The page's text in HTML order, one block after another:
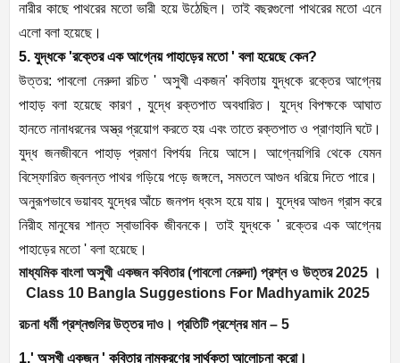
নারীর কাছে পাথরের মতো ভারী হয়ে উঠেছিল। তাই বছরগুলো পাথরের মতো এনে
এলো বলা হয়েছে।
5. যুদ্ধকে 'রক্তের এক আগ্নেয় পাহাড়ের মতো ' বলা হয়েছে কেন?
উত্তর: পাবলো নেরুদা রচিত ' অসুখী একজন' কবিতায় যুদ্ধকে রক্তের আগ্নেয়
পাহাড় বলা হয়েছে কারণ , যুদ্ধে রক্তপাত অবধারিত। যুদ্ধে বিপক্ষকে আঘাত
হানতে নানাধরনের অস্ত্র প্রয়োগ করতে হয় এবং তাতে রক্তপাত ও প্রাণহানি ঘটে।
যুদ্ধ জনজীবনে পাহাড় প্রমাণ বিপর্যয় নিয়ে আসে। আগ্নেয়গিরি থেকে যেমন
বিস্ফোরিত জ্বলন্ত পাথর গড়িয়ে পড়ে জঙ্গলে, সমতলে আগুন ধরিয়ে দিতে পারে।
অনুরূপভাবে ভয়াবহ যুদ্ধের আঁচে জনপদ ধ্বংস হয়ে যায়। যুদ্ধের আগুন গ্রাস করে
নিরীহ মানুষের শান্ত স্বাভাবিক জীবনকে। তাই যুদ্ধকে ' রক্তের এক আগ্নেয়
পাহাড়ের মতো ' বলা হয়েছে।
মাধ্যমিক বাংলা অসুখী একজন কবিতার (পাবলো নেরুদা) প্রশ্ন ও উত্তর 2025 ।
Class 10 Bangla Suggestions For Madhyamik 2025
রচনা ধর্মী প্রশ্নগুলির উত্তর দাও। প্রতিটি প্রশ্নের মান – 5
1.' অসুখী একজন ' কবিতার নামকরণের সার্থকতা আলোচনা করো।